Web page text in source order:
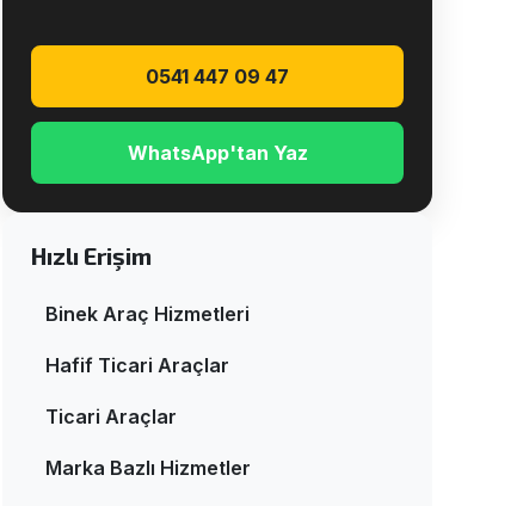
0541 447 09 47
WhatsApp'tan Yaz
Hızlı Erişim
Binek Araç Hizmetleri
Hafif Ticari Araçlar
Ticari Araçlar
Marka Bazlı Hizmetler